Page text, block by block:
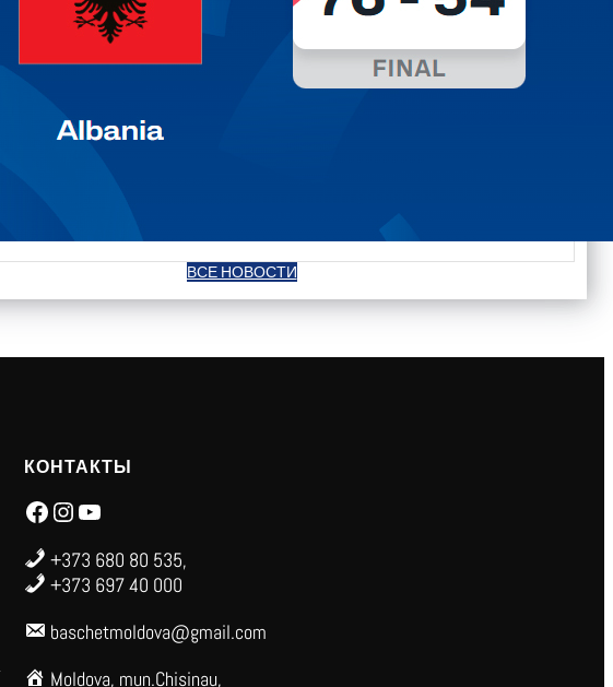
ВСЕ НОВОСТИ
КОНТАКТЫ
Facebook Instagram YouTube
+373 680 80 535,
+373 697 40 000
baschetmoldova@gmail.com
Moldova, mun.Chisinau,